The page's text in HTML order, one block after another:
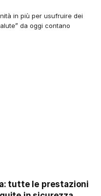
in più per usufruire dei
da oggi contano
tutte le prestazioni